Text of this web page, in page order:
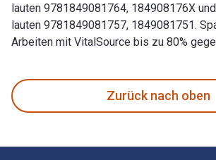
lauten 9781849081764, 184908176X
lauten 9781849081757, 1849081751.
Arbeiten mit VitalSource bis zu 80%
Zurück nach oben